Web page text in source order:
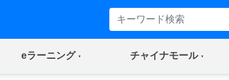
eラーニング(current) チャイナモール(current)